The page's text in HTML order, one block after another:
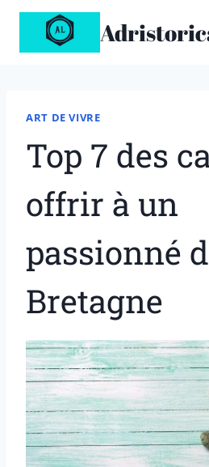
Aller
contenu
ART DE VIVRE
Top 7 des
offrir à un
passionné
Bretagne